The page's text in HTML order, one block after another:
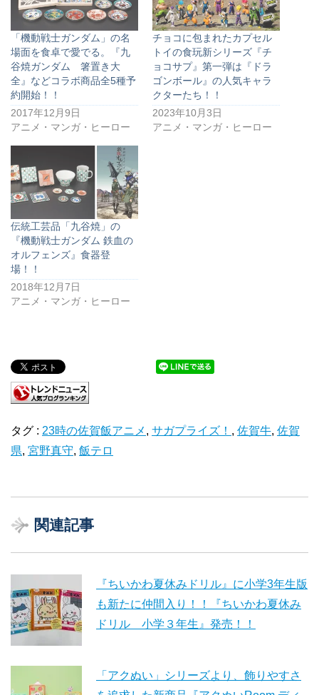
「機動戦士ガンダム」の名
場面を食卓で愛でる。『九
谷焼ガンダム 箸置き大
全』などコラボ商品全5種予
約開始！！
2017年12月9日
アニメ・マンガ・ヒーロー
チョコに包まれたカプセル
トイの食玩新シリーズ『チ
ョコサプ』第一弾は『ドラ
ゴンボール』の人気キャラ
クターたち！！
2023年10月3日
アニメ・マンガ・ヒーロー
伝統工芸品「九谷焼」の
『機動戦士ガンダム 鉄血の
オルフェンズ』食器登
場！！
2018年12月7日
アニメ・マンガ・ヒーロー
タグ : 23時の佐賀飯アニメ , サガプライズ！ , 佐賀牛, 佐賀
県, 宮野真守, 飯テロ
関連記事
『ちいかわ夏休みドリル』に小学3年生版
も新たに仲間入り！！『ちいかわ夏休み
ドリル 小学３年生』発売！！
「アクぬい」シリーズより、飾りやすさ